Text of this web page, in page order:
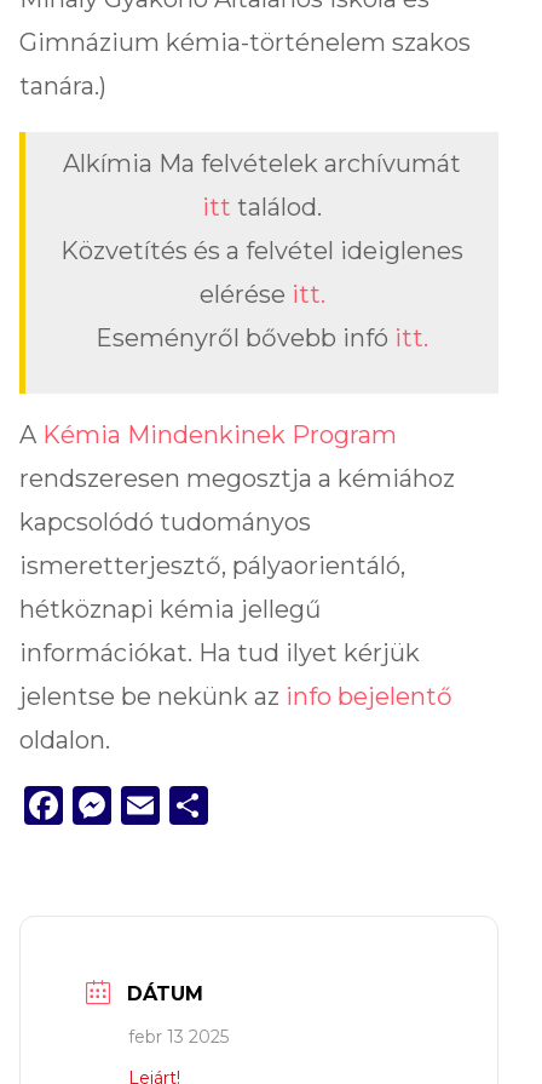
Gimnázium kémia-történelem szakos
tanára.)
Alkímia Ma felvételek archívumát
itt találod.
Közvetítés és a felvétel ideiglenes
elérése itt.
Eseményről bővebb infó itt.
A Kémia Mindenkinek Program
rendszeresen megosztja a kémiához
kapcsolódó tudományos
ismeretterjesztő, pályaorientáló,
hétköznapi kémia jellegű
információkat. Ha tud ilyet kérjük
jelentse be nekünk az info bejelentő
oldalon.
Facebook
Messenger
Email
DÁTUM
febr 13 2025
Lejárt!